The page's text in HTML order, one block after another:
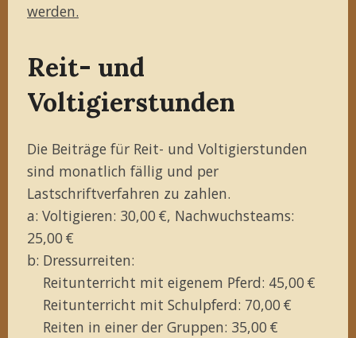
werden.
Reit- und
Voltigierstunden
Die Beiträge für Reit- und Voltigierstunden
sind monatlich fällig und per
Lastschriftverfahren zu zahlen.
a: Voltigieren: 30,00 €, Nachwuchsteams:
25,00 €
b: Dressurreiten:
Reitunterricht mit eigenem Pferd: 45,00 €
Reitunterricht mit Schulpferd: 70,00 €
Reiten in einer der Gruppen: 35,00 €